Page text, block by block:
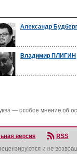
Александр Будберг
Владимир ПЛИГИН
— особое мнение об
версия
RSS
и не